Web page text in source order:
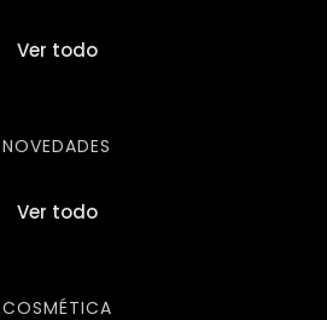
Ver todo
NOVEDADES
Ver todo
COSMÉTICA